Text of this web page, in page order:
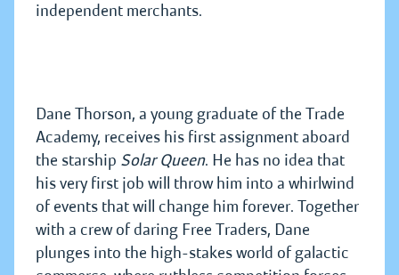
independent merchants.
Dane Thorson, a young graduate of the Trade
Academy, receives his first assignment aboard
the starship Solar Queen. He has no idea that
his very first job will throw him into a whirlwind
of events that will change him forever. Together
with a crew of daring Free Traders, Dane
plunges into the high-stakes world of galactic